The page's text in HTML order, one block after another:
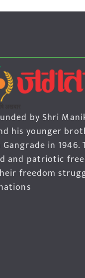
by Shri
his younger
in 1946.
and patriotic
freedom